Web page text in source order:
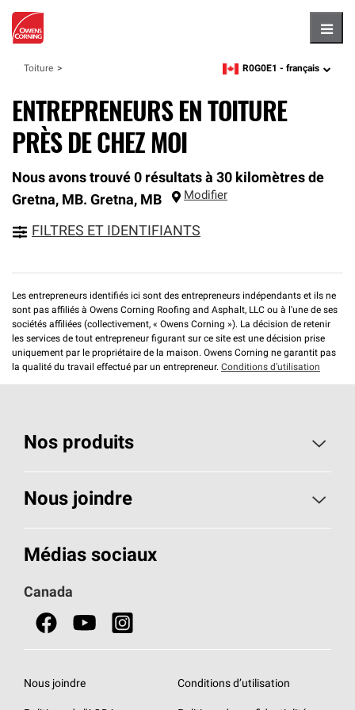
Toiture zipcode,language
R0G0E1 - français
ENTREPRENEURS EN TOITURE
PRÈS DE CHEZ MOI
Nous avons trouvé 0 résultats à 30 kilomètres de
Gretna, MB. Gretna, MB Modifier
FILTRES ET IDENTIFIANTS
Les entrepreneurs identifiés ici sont des entrepreneurs indépendants et ils ne
sont pas affiliés à Owens Corning Roofing and Asphalt, LLC ou à l'une de ses
sociétés affiliées (collectivement, « Owens Corning »). La décision de retenir
les services de tout entrepreneur figurant sur ce site est une décision prise
uniquement par le propriétaire de la maison. Owens Corning ne garantit pas
la qualité du travail effectué par un entrepreneur. Conditions d’utilisation
Nos produits
Toiture
Isolants pour usage résidentiel
Portes
Nous joindre
Composez le 1 800 438-7465
Médias sociaux
Canada
Nous joindre Conditions d’utilisation